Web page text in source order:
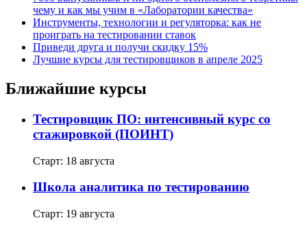
чему и как мы учим в «Лаборатории качества»
Инструменты, технологии и регуляторка: как не
проиграть на тестировании ставок
Приведи друга и получи скидку 15%
Лучшие курсы для тестировщиков в апреле 2025
Ближайшие курсы
Тестировщик ПО: интенсивный курс со
стажировкой (ПОИНТ)
Старт: 18 августа
Школа аналитика по тестированию
Старт: 19 августа